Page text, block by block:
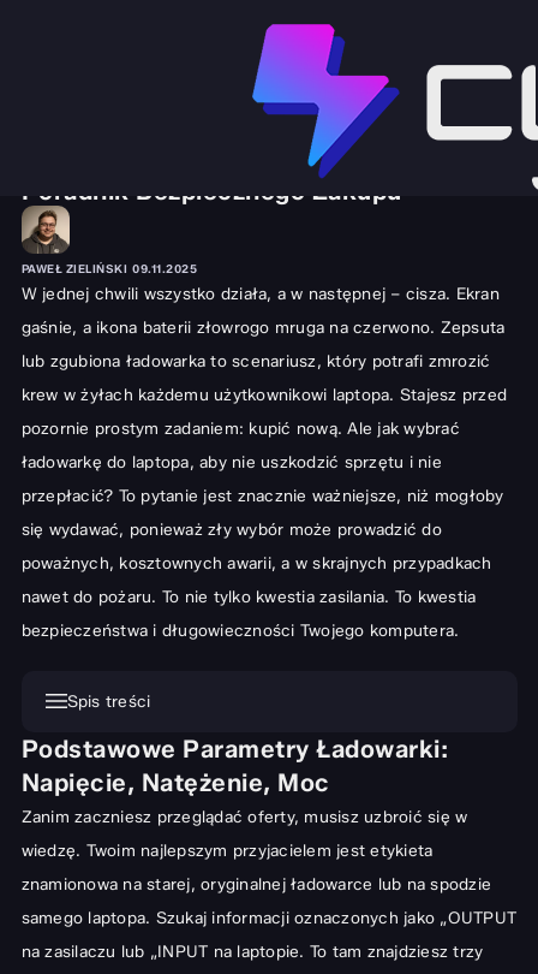
Jak Wybrać Ładowarkę do Laptopa?
Poradnik Bezpiecznego Zakupu
PAWEŁ ZIELIŃSKI 09.11.2025
W jednej chwili wszystko działa, a w następnej – cisza. Ekran
gaśnie, a ikona baterii złowrogo mruga na czerwono. Zepsuta
lub zgubiona ładowarka to scenariusz, który potrafi zmrozić
krew w żyłach każdemu użytkownikowi laptopa. Stajesz przed
pozornie prostym zadaniem: kupić nową. Ale jak wybrać
ładowarkę do laptopa, aby nie uszkodzić sprzętu i nie
przepłacić? To pytanie jest znacznie ważniejsze, niż mogłoby
się wydawać, ponieważ zły wybór może prowadzić do
poważnych, kosztownych awarii, a w skrajnych przypadkach
nawet do pożaru. To nie tylko kwestia zasilania. To kwestia
bezpieczeństwa i długowieczności Twojego komputera.
Spis treści
Podstawowe Parametry Ładowarki: Napięcie, Natężenie, Moc
Napięcie (V): Dlaczego Precyzja Ma Znaczenie?
Natężenie (A): Zapotrzebowanie Twojego Laptopa
Typy Złącz i Kompatybilność Ładowarek
Od Tradycyjnych do USB-C: Poznaj Rodzaje Złączy
Podstawowe Parametry Ładowarki:
Napięcie, Natężenie, Moc
Zanim zaczniesz przeglądać oferty, musisz uzbroić się w
wiedzę. Twoim najlepszym przyjacielem jest etykieta
znamionowa na starej, oryginalnej ładowarce lub na spodzie
samego laptopa. Szukaj informacji oznaczonych jako „OUTPUT
na zasilaczu lub „INPUT na laptopie. To tam znajdziesz trzy